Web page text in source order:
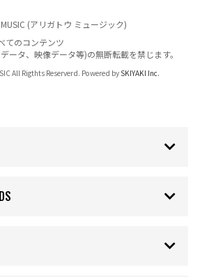
(アリガトウ ミュージック)
てのコンテンツ
ータ、映像データ等)の無断転載を禁じます。
All Rigthts Reserverd. Powered by SKIYAKI Inc.